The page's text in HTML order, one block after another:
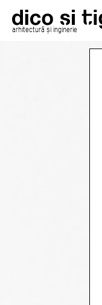
arhitectură și inginerie